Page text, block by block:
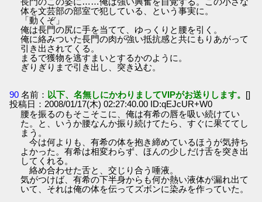
体を文芸部の部室で犯している、という事実に。
「動くぞ」
俺は長門の尻に手を当てて、ゆっくりと腰を引く。
俺に絡みついた長門の肉が強い抵抗感と共にもりあがって
引き出されてくる。
まるで獲物を逃すまいとするかのように。
ぎりぎりまで引き出し、突き込む。
90 名前： 以下、名無しにかわりましてVIPがお送りします。 []
投稿日：2008/01/17(木) 02:27:40.00 ID:qEJcUR+W0
腰を振るのもそこそこに、俺は有希の唇を吸い続けてい
た。と、いうか腰なんか振り続けてたら、すぐに果ててし
まう。
今は何よりも、有希の体を抱き締めているほうが気持ち
よかった。有希は相変わらず、ほんの少しだけ舌を突き出
してくれる。
絡め合わせた舌と、交じり合う唾液。
気がつけば、有希の下半身からも何か熱い液体が漏れ出て
いて、それは俺の体を伝ってズボンに染みを作っていた。